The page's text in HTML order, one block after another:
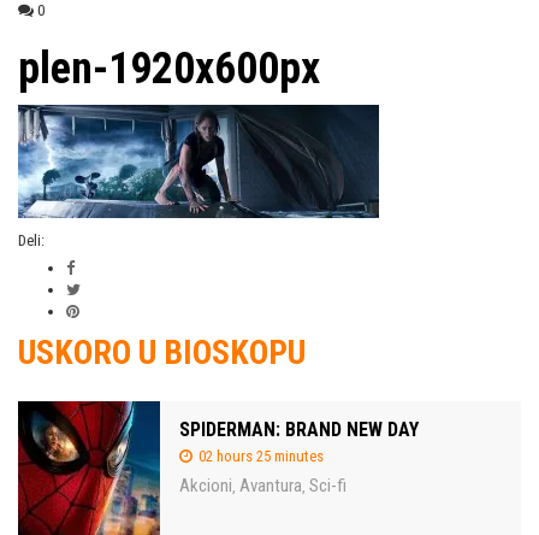
0
plen-1920x600px
Deli:
USKORO U BIOSKOPU
SPIDERMAN: BRAND NEW DAY
02 hours 25 minutes
Akcioni, Avantura, Sci-fi